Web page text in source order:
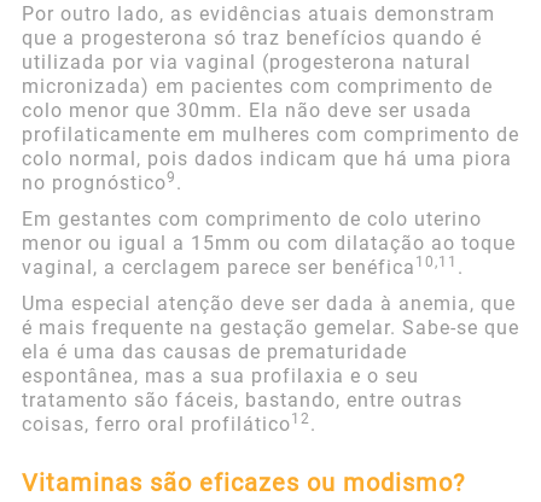
Por outro lado, as evidências atuais demonstram
que a progesterona só traz benefícios quando é
utilizada por via vaginal (progesterona natural
micronizada) em pacientes com comprimento de
colo menor que 30mm. Ela não deve ser usada
profilaticamente em mulheres com comprimento de
colo normal, pois dados indicam que há uma piora
no prognóstico9 .
Em gestantes com comprimento de colo uterino
menor ou igual a 15mm ou com dilatação ao toque
vaginal, a cerclagem parece ser benéfica 10,11 .
Uma especial atenção deve ser dada à anemia, que
é mais frequente na gestação gemelar. Sabe-se que
ela é uma das causas de prematuridade
espontânea, mas a sua profilaxia e o seu
tratamento são fáceis, bastando, entre outras
coisas, ferro oral profilático12.
Vitaminas são eficazes ou modismo?